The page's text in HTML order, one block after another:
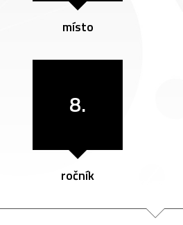
místo
8.
ročník